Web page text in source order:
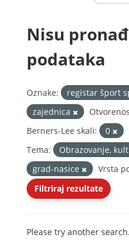
Nisu
podataka
Oznake:
registar šport
zajednica
Berners-Lee skali:
0
Tema:
Obrazovanje,
grad-nasice
Vrsta
Filtriraj rezultate
Please try another search.